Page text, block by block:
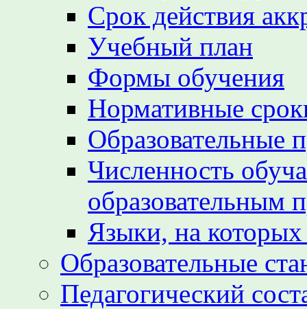
Срок действия
Учебный план
Формы обучения
Нормативные
Образовательные
Численность
образовательным
Языки, на которых
Образовательные
Педагогический